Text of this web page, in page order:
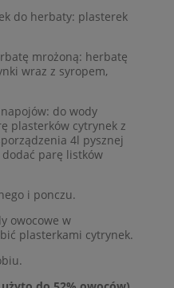
do herbaty: plasterek
mrożoną: herbatę
wraz z syropem,
do wody
plasterków cytrynek z
4l pysznej
parę listków
i ponczu.
owocowe w
plasterkami cytrynek.